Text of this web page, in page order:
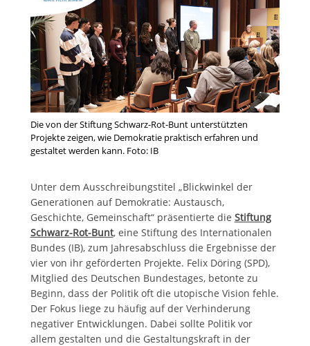
Die von der Stiftung Schwarz-Rot-Bunt unterstützten
Projekte zeigen, wie Demokratie praktisch erfahren und
gestaltet werden kann. Foto: IB
Unter dem Ausschreibungstitel „Blickwinkel der
Generationen auf Demokratie: Austausch,
Geschichte, Gemeinschaft“ präsentierte die Stiftung
Schwarz-Rot-Bunt, eine Stiftung des Internationalen
Bundes (IB), zum Jahresabschluss die Ergebnisse der
vier von ihr geförderten Projekte. Felix Döring (SPD),
Mitglied des Deutschen Bundestages, betonte zu
Beginn, dass der Politik oft die utopische Vision fehle.
Der Fokus liege zu häufig auf der Verhinderung
negativer Entwicklungen. Dabei sollte Politik vor
allem gestalten und die Gestaltungskraft in der